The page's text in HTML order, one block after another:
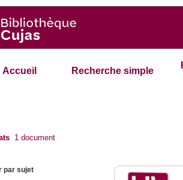
Accueil Recherche simple
1 document
par sujet